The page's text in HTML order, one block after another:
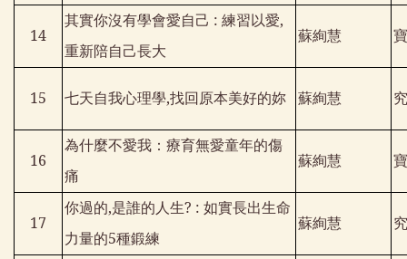
14
其實你沒有學會愛自己 : 練習以愛,
重新陪自己長大
蘇絢慧
15 七天自我心理學,找回原本美好的妳 蘇絢慧
16
為什麼不愛我：療育無愛童年的傷
痛
蘇絢慧
17
你過的,是誰的人生? : 如實長出生命
力量的5種鍛練
蘇絢慧